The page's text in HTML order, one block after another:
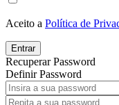
Aceito a Política de
Entrar
Recuperar Password
Definir Password